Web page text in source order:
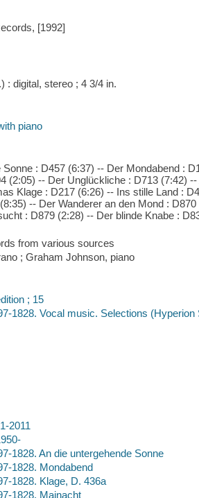
[1992]
: digital, stereo ; 4 3/4 in.
piano
Sonne : D457 (6:37) -- Der Mondabend :
(2:05) -- Der Unglückliche : D713 (7:42)
Klage : D217 (6:26) -- Ins stille Land :
-- Der Wanderer an den Mond :
: D879 (2:28) -- Der blinde Knabe :
from various sources
; Graham Johnson, piano
; 15
1828. Vocal music. Selections (Hyperion
2011
1828. An die untergehende Sonne
1828. Mondabend
1828. Klage, D. 436a
1828. Mainacht